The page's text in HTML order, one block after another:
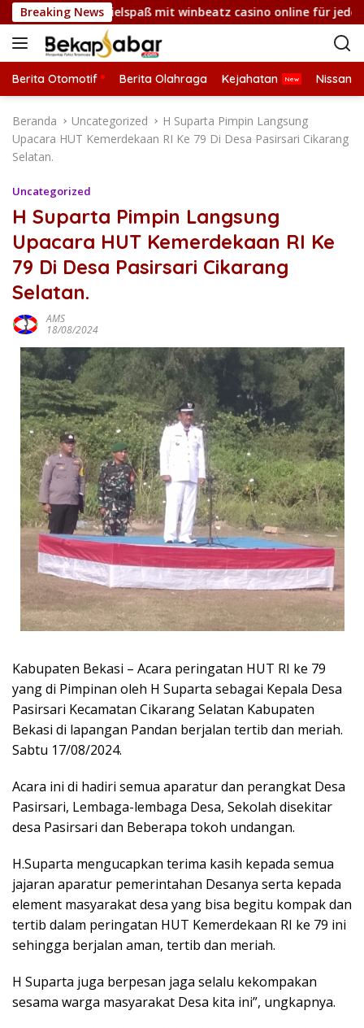
a
g
u
Breaking News
fesselnder Spielspaß mit winbeatz casino online für jeden
Berita Otomotif Berita Olahraga Kejahatan Nissan
Beranda Uncategorized
H Suparta Pimpin Langsung
Upacara HUT Kemerdekaan RI Ke 79 Di Desa Pasirsari Cikarang
Selatan.
Uncategorized
H Suparta Pimpin Langsung
Upacara HUT Kemerdekaan RI Ke
79 Di Desa Pasirsari Cikarang
Selatan.
AMS
18/08/2024
Kabupaten Bekasi – Acara peringatan HUT RI ke 79
yang di Pimpinan oleh H Suparta sebagai Kepala Desa
Pasirsari Kecamatan Cikarang Selatan Kabupaten
Bekasi di lapangan Pandan berjalan tertib dan meriah.
Sabtu 17/08/2024.
Acara ini di hadiri semua aparatur dan perangkat Desa
Pasirsari, Lembaga-lembaga Desa, Sekolah disekitar
desa Pasirsari dan Beberapa tokoh undangan.
H.Suparta mengucapkan terima kasih kepada semua
jajaran aparatur pemerintahan Desanya serta kepada
element masyarakat desa yang bisa begitu kompak dan
tertib dalam peringatan HUT Kemerdekaan RI ke 79 ini
sehingga berjalan aman, tertib dan meriah.
H Suparta juga berpesan jaga selalu kekompakan
sesama warga masyarakat Desa kita ini”, ungkapnya.